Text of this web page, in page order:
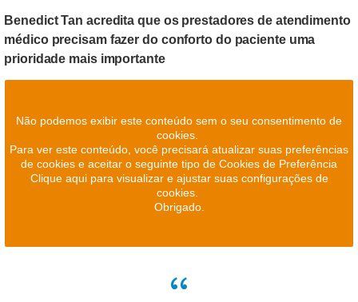
Benedict Tan acredita que os prestadores de atendimento
médico precisam fazer do conforto do paciente uma
prioridade mais importante
Não podemos exibir este conteúdo sem o seu consentimento de
cookies.
Para ver este conteúdo, você precisará atualizar suas preferências
de cookies e aceitar o seguinte tipo de Cookies de Preferência
Clique aqui para visualizar e ajustar suas configurações de
cookies.
Obrigado.